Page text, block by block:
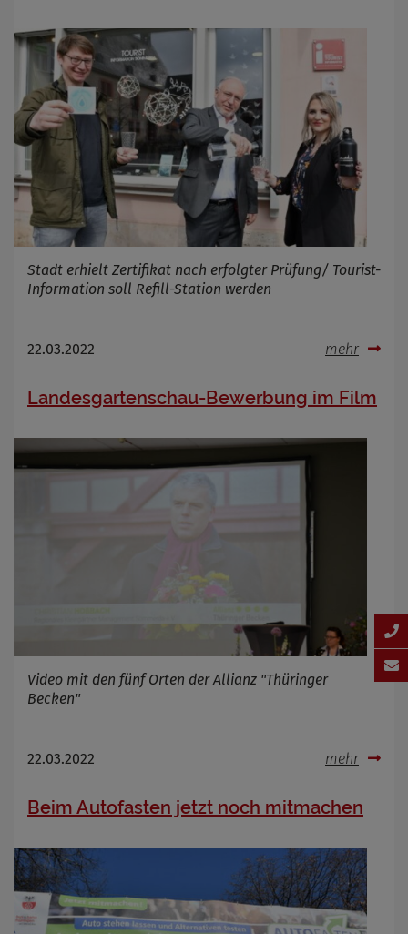
Stadt erhielt Zertifikat nach erfolgter Prüfung/ Tourist-
Information soll Refill-Station werden
22.03.2022 mehr
Landesgartenschau-Bewerbung im Film
Video mit den fünf Orten der Allianz "Thüringer
Becken"
22.03.2022 mehr
Beim Autofasten jetzt noch mitmachen